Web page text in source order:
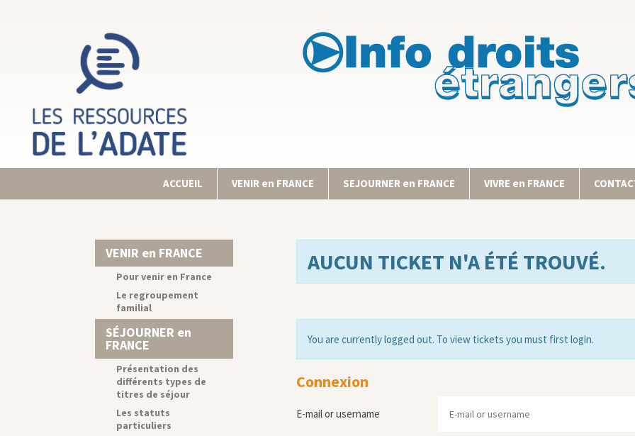
ACCUEIL VENIR en FRANCE SEJOURNER en FRANCE VIVRE en FRANCE
AUCUN TICKET N'A ÉTÉ TROUVÉ.
You are currently logged out. To view tickets you must first login.
Connexion
E-mail or username
VENIR en FRANCE
Pour venir en France
Le regroupement
familial
SÉJOURNER en
FRANCE
Présentation des
différents types de
titres de séjour
Les statuts
particuliers